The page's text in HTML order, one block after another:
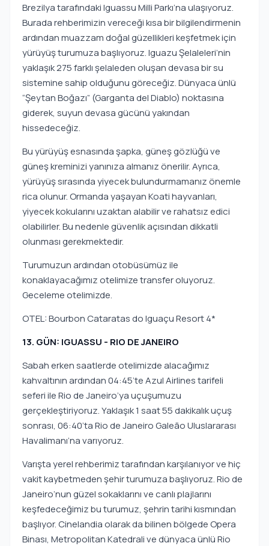
Brezilya tarafındaki Iguassu Milli Parkı’na ulaşıyoruz.
Burada rehberimizin vereceği kısa bir bilgilendirmenin
ardından muazzam doğal güzellikleri keşfetmek için
yürüyüş turumuza başlıyoruz. Iguazu Şelaleleri’nin
yaklaşık 275 farklı şelaleden oluşan devasa bir su
sistemine sahip olduğunu göreceğiz. Dünyaca ünlü
“Şeytan Boğazı” (Garganta del Diablo) noktasına
giderek, suyun devasa gücünü yakından
hissedeceğiz.
Bu yürüyüş esnasında şapka, güneş gözlüğü ve
güneş kreminizi yanınıza almanız önerilir. Ayrıca,
yürüyüş sırasında yiyecek bulundurmamanız önemle
rica olunur. Ormanda yaşayan Koati hayvanları,
yiyecek kokularını uzaktan alabilir ve rahatsız edici
olabilirler. Bu nedenle güvenlik açısından dikkatli
olunması gerekmektedir.
Turumuzun ardından otobüsümüz ile
konaklayacağımız otelimize transfer oluyoruz.
Geceleme otelimizde.
OTEL: Bourbon Cataratas do Iguaçu Resort 4*
13. GÜN: IGUASSU - RIO DE JANEIRO
Sabah erken saatlerde otelimizde alacağımız
kahvaltının ardından 04:45’te Azul Airlines tarifeli
seferi ile Rio de Janeiro’ya uçuşumuzu
gerçekleştiriyoruz. Yaklaşık 1 saat 55 dakikalık uçuş
sonrası, 06:40’ta Rio de Janeiro Galeão Uluslararası
Havalimanı’na varıyoruz.
Varışta yerel rehberimiz tarafından karşılanıyor ve hiç
vakit kaybetmeden şehir turumuza başlıyoruz. Rio de
Janeiro’nun güzel sokaklarını ve canlı plajlarını
keşfedeceğimiz bu turumuz, şehrin tarihi kısmından
başlıyor. Cinelandia olarak da bilinen bölgede Opera
Binası, Metropolitan Katedrali ve dünyaca ünlü Rio